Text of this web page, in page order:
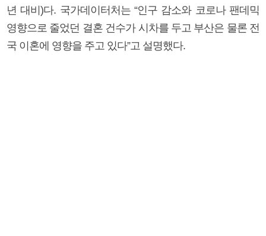
년 대비)다. 국가데이터처는 “인구 감소와 코로나 팬데믹
영향으로 줄었던 결혼 건수가 시차를 두고 부산은 물론 전
국 이혼에 영향을 주고 있다”고 설명했다.